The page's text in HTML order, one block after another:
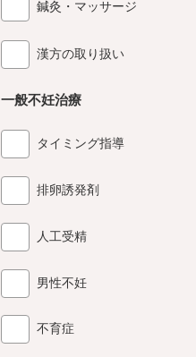
鍼灸・マッサージ
漢方の取り扱い
一般不妊治療
タイミング指導
排卵誘発剤
人工受精
男性不妊
不育症